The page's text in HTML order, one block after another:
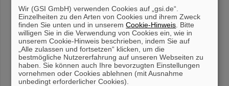
« 1 2 3 4 5 6 7 8 9 10 ....
Wir (GSI GmbH) verwenden Cookies auf „gsi.de“.
Einzelheiten zu den Arten von Cookies und ihrem Zweck
finden Sie unten und in unseremCookie-Hinweis . Bitte
willigen Sie in die Verwendung von Cookies ein, wie in
unserem Cookie-Hinweis beschrieben, indem Sie auf
„Alle zulassen und fortsetzen“ klicken, um die
bestmögliche Nutzererfahrung auf unseren Webseiten zu
haben. Sie können auch Ihre bevorzugten Einstellungen
vornehmen oder Cookies ablehnen (mit Ausnahme
unbedingt erforderlicher Cookies).